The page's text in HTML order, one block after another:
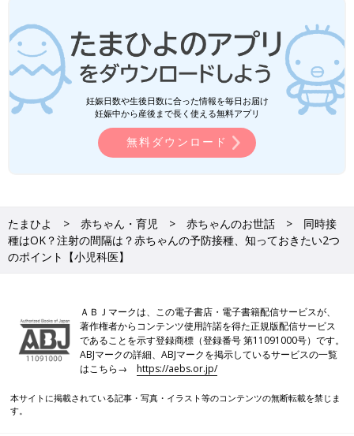
妊娠日数や生後日数に合った情報を毎日お届け
妊娠中から産後まで長く使える無料アプリ
無料ダウンロード
たまひよ 赤ちゃん・育児 赤ちゃんのお世話
同時接
種はOK？注射の間隔は？赤ちゃんの予防接種、知っておきたい2つ
のポイント【小児科医】
ＡＢＪマークは、この電子書店・電子書籍配信サービスが、
著作権者からコンテンツ使用許諾を得た正規版配信サービス
であることを示す登録商標（登録番号 第11091000号）です。
ABJマークの詳細、ABJマークを掲示しているサービスの一覧
はこちら→https://aebs.or.jp/
本サイトに掲載されている記事・写真・イラスト等のコンテンツの無断転載を禁じま
す。